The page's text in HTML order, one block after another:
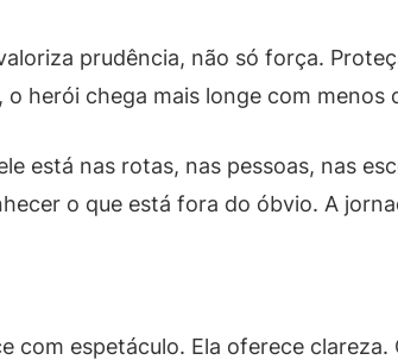
prudência, não só força.
herói chega mais longe com menos
está nas rotas, nas pessoas, nas
o que está fora do óbvio. A
com espetáculo. Ela oferece